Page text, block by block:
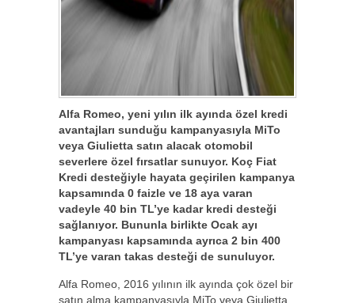
Alfa Romeo, yeni yılın ilk ayında özel kredi
avantajları sunduğu kampanyasıyla MiTo
veya Giulietta satın alacak otomobil
severlere özel fırsatlar sunuyor. Koç Fiat
Kredi desteğiyle hayata geçirilen kampanya
kapsamında 0 faizle ve 18 aya varan
vadeyle 40 bin TL’ye kadar kredi desteği
sağlanıyor. Bununla birlikte Ocak ayı
kampanyası kapsamında ayrıca 2 bin 400
TL’ye varan takas desteği de sunuluyor.
Alfa Romeo, 2016 yılının ilk ayında çok özel bir
satın alma kampanyasıyla MiTo veya Giulietta